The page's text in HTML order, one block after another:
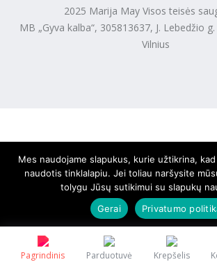
Pagrindinis Parduotuvė Krepšelis
2025 Marija May Visos teisės
MB „Gyva kalba“, 305813637, J. Lebedžio
Vilnius
Mes naudojame slapukus, kurie užtikrina,
naudotis tinklalapiu. Jei toliau naršysite
tolygu Jūsų sutikimui su slapukų
Gerai
Privatumo